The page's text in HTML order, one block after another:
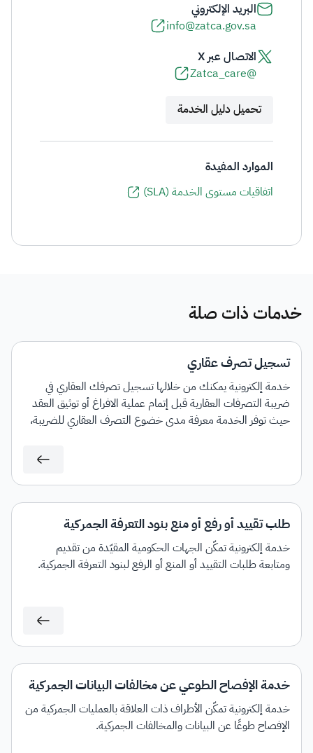
البريد الإلكتروني
info@zatca.gov.sa
الاتصال عبر X
@Zatca_care
تحميل دليل الخدمة
الموارد المفيدة
اتفاقيات مستوى الخدمة (SLA)
خدمات ذات صلة
تسجيل تصرف عقاري
خدمة إلكترونية يمكنك من خلالها تسجيل تصرفك العقاري في
ضريبة التصرفات العقارية قبل إتمام عملية الافراغ أو توثيق العقد
حيث توفر الخدمة معرفة مدى خضوع التصرف العقاري للضريبة،
طلب تقييد أو رفع أو منع بنود التعرفة الجمركية
خدمة إلكترونية تمكّن الجهات الحكومية المقيّدة من تقديم
ومتابعة طلبات التقييد أو المنع أو الرفع لبنود التعرفة الجمركية.
خدمة الإفصاح الطوعي عن مخالفات البيانات الجمركية
خدمة إلكترونية تمكّن الأطراف ذات العلاقة بالعمليات الجمركية من
الإفصاح طوعًا عن البيانات والمخالفات الجمركية.